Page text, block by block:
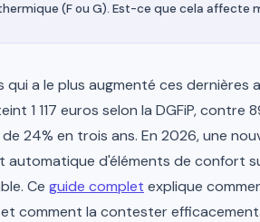
(F ou G). Est-ce que cela affecte
a le plus augmenté ces dernières
1 117 euros selon la DGFiP, contre
24% en trois ans. En 2026, une
automatique d'éléments de confort
Ce guide complet explique
comment la contester efficacement.